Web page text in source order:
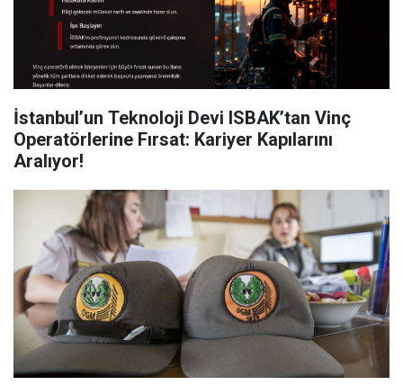
İstanbul’un Teknoloji Devi ISBAK’tan Vinç
Operatörlerine Fırsat: Kariyer Kapılarını
Aralıyor!